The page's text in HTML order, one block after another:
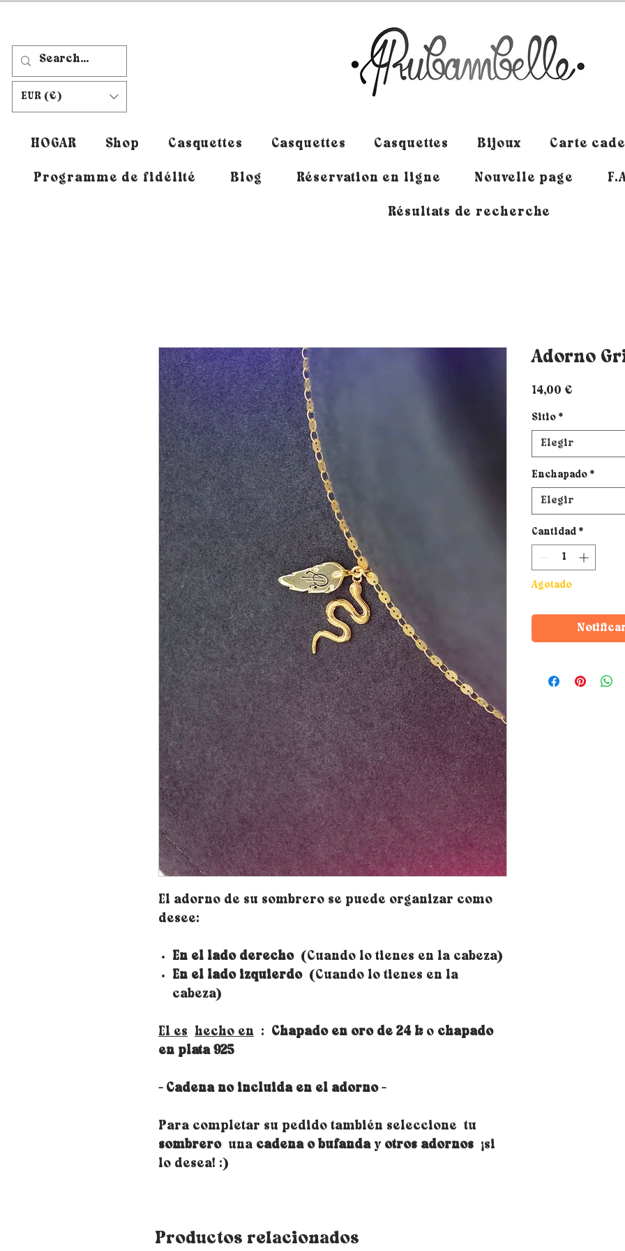
EUR (€)
HOGAR Shop Casquettes Casquettes Casquettes Bijoux Carte
Programme de fidélité Blog Réservation en ligne Nouvelle page
Résultats de recherche
El adorno de su sombrero se puede organizar como
desee:
En el lado derecho(Cuando lo tienes en la cabeza)
En el lado izquierdo(Cuando lo tienes en la
cabeza)
El es hecho en : Chapado en oro de 24 ko chapado
en plata 925
- Cadena no incluida en el adorno -
Para completar su pedido también seleccione tu
sombrerouna cadena o bufanday otros adornos ¡si
lo desea! :)
Adorno
14,00 €
Sitio *
Elegir
Enchapado *
Elegir
Cantidad *
Agotado
Productos relacionados